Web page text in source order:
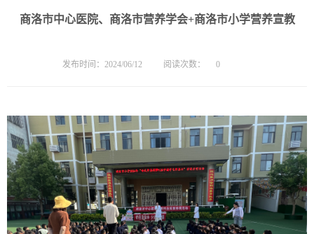
商洛市中心医院、商洛市营养学会+商洛市小学营养宣教
发布时间：2024/06/12 阅读次数： 0